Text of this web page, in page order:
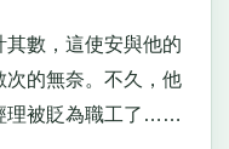
數，這使安與他的
次的無奈。不久，他
理被貶為職工了……